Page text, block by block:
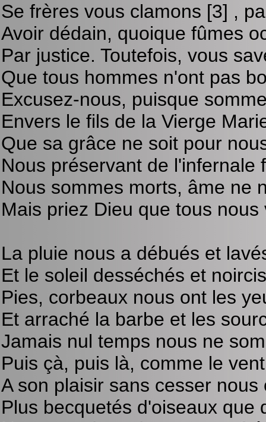
Se frères vous clamons [3] ,
Avoir dédain, quoique fûmes
Par justice. Toutefois, vous
Que tous hommes n'ont pas
Excusez-nous, puisque
Envers le fils de la Vierge
Que sa grâce ne soit pour
Nous préservant de l'infernale
Nous sommes morts, âme ne
Mais priez Dieu que tous
La pluie nous a débués et
Et le soleil desséchés et
Pies, corbeaux nous ont les
Et arraché la barbe et les
Jamais nul temps nous ne
Puis çà, puis là, comme le
A son plaisir sans cesser nous
Plus becquetés d'oiseaux que